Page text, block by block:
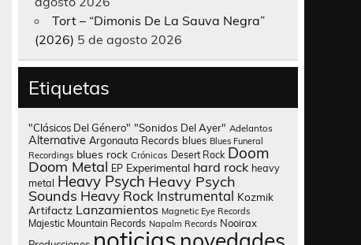
Tort – “Dimonis De La Sauva Negra”
(2026) 5 de agosto 2026
Etiquetas
"Clásicos Del Género" "Sonidos Del Ayer" Adelantos
Alternative Argonauta Records blues Blues Funeral
Recordings blues rock Crónicas Desert Rock Doom
Doom Metal EP Experimental hard rock heavy
metal Heavy Psych Heavy Psych
Sounds Heavy Rock Instrumental Kozmik
Artifactz Lanzamientos Magnetic Eye Records
Majestic Mountain Records Napalm Records Nooirax